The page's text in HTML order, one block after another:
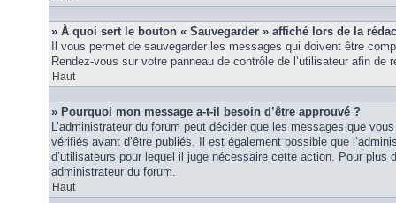
» À quoi sert le bouton « Sauvegarder » affiché lors de la
Il vous permet de sauvegarder les messages qui doivent être
Rendez-vous sur votre panneau de contrôle de l’utilisateur afin de
Haut
» Pourquoi mon message a-t-il besoin d’être approuvé ?
L’administrateur du forum peut décider que les messages que
vérifiés avant d’être publiés. Il est également possible que
d’utilisateurs pour lequel il juge nécessaire cette action. Pour plus
administrateur du forum.
Haut